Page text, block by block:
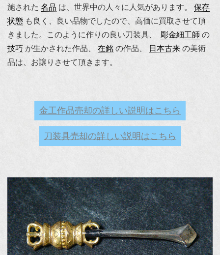
施された 名品 は、世界中の人々に人気があります。 保存
状態 も良く、良い品物でしたので、高価に買取させて頂
きました。このように作りの良い刀装具、 彫金細工師 の
技巧 が生かされた作品、 在銘 の作品、 日本古来 の美術
品は、お譲りさせて頂きます。
金工作品売却の詳しい説明はこちら
刀装具売却の詳しい説明はこちら